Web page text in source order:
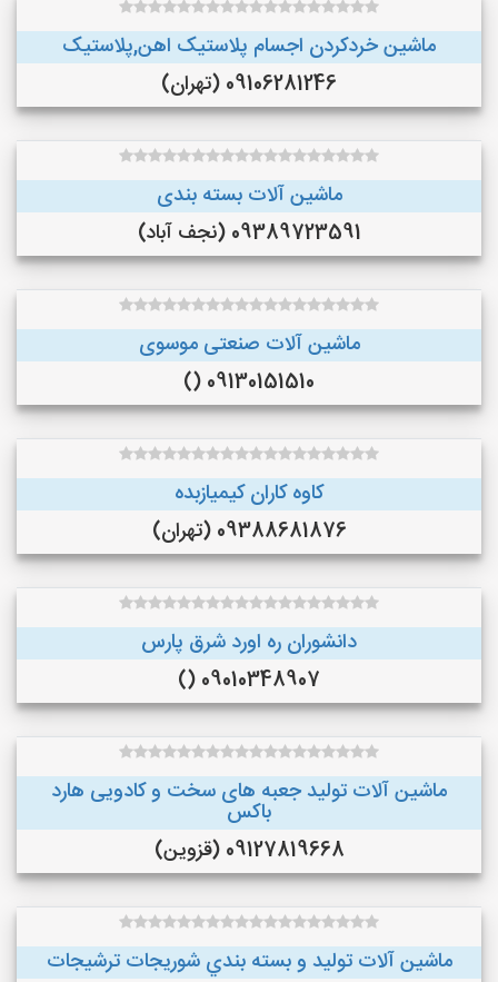
ماشین خردکردن اجسام پلاستیک اهن,پلاستیک
09106281246 (تهران)
ماشین آلات بسته بندی
09389723591 (نجف‌ آباد)
ماشین آلات صنعتی موسوی
09130151510 ()
کاوه کاران کیمیازبده
09388681876 (تهران)
دانشوران ره اورد شرق پارس
09010348907 ()
ماشین آلات تولید جعبه های سخت و کادویی هارد
باکس
09127819668 (قزوین)
ماشین آلات توليد و بسته بندي شوريجات ترشيجات